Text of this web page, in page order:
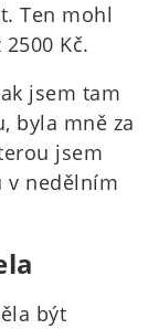
Ten mohl
Kč.
jsem tam
byla mně za
jsem
v nedělním
být